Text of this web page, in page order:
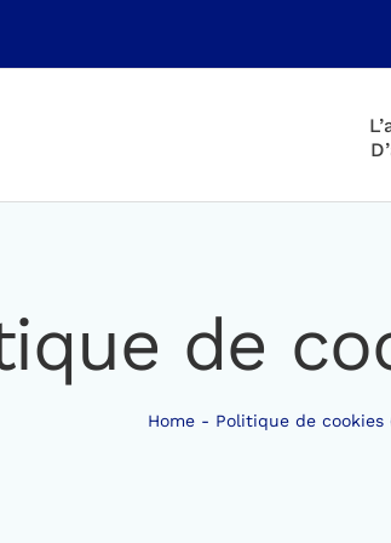
de
Home Politique de cookies